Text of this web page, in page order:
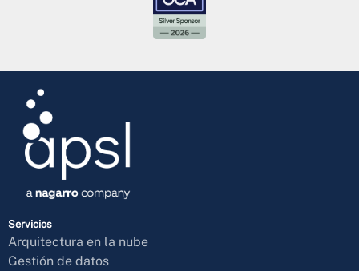
Servicios
Arquitectura en la nube
Gestión de datos